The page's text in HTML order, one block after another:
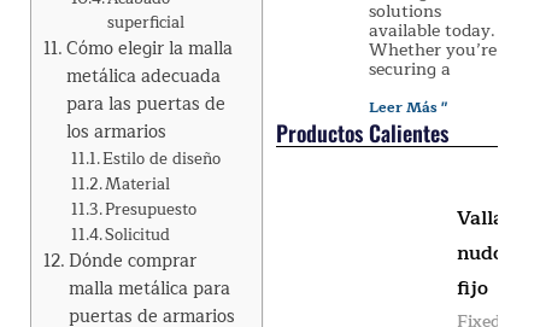
superficial
Cómo elegir la malla
metálica adecuada
para las puertas de
los armarios
Estilo de diseño
Material
Presupuesto
Solicitud
Dónde comprar
malla metálica para
puertas de armarios
solutions
available today.
Whether you’re
securing a
Leer Más "
Productos Calientes
Valla de
nudo
fijo